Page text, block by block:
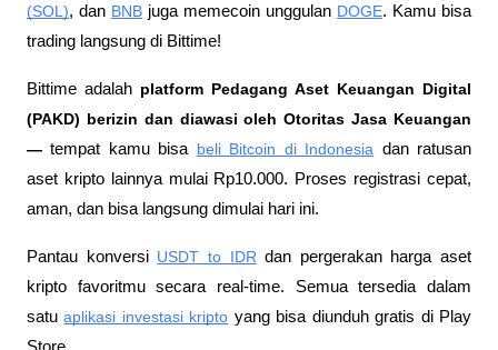
(SOL), dan BNB juga memecoin unggulan DOGE. Kamu bisa
trading langsung di Bittime!
Bittime adalah platform Pedagang Aset Keuangan Digital
(PAKD) berizin dan diawasi oleh Otoritas Jasa Keuangan
— tempat kamu bisa beli Bitcoin di Indonesia dan ratusan
aset kripto lainnya mulai Rp10.000. Proses registrasi cepat,
aman, dan bisa langsung dimulai hari ini.
Pantau konversi USDT to IDR dan pergerakan harga aset
kripto favoritmu secara real-time. Semua tersedia dalam
satu aplikasi investasi kripto yang bisa diunduh gratis di Play
Store.